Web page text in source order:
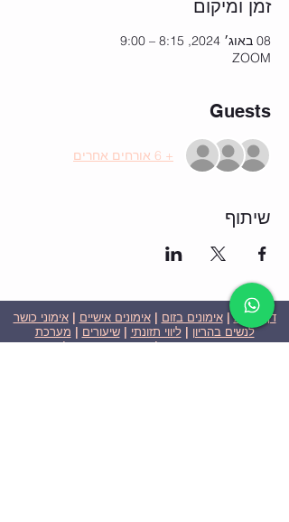
זמן ומיקום
08 באוג׳ 2024, 8:15 – 9:00
ZOOM
Guests
+ 6 אורחים אחרים
שיתוף
דף הבית|אימונים בזום |אימונים אישיים |אימוני כושר
לנשים בהריון |ליווי תזונתי |שיעורים | מערכת
שבועית-אימונים בזום|תוכניות ומחירים|סרטוני